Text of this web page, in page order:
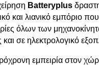
Batteryplus
και λιανικό εμπόριο
όλων των
σε ηλεκτρολογικό
εμπειρία στον